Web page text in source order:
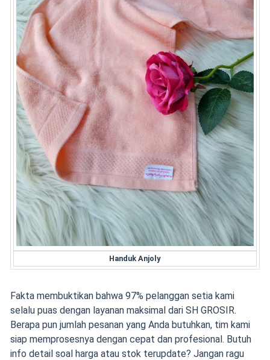
Handuk Anjoly
Fakta membuktikan bahwa 97% pelanggan setia kami
selalu puas dengan layanan maksimal dari SH GROSIR.
Berapa pun jumlah pesanan yang Anda butuhkan, tim kami
siap memprosesnya dengan cepat dan profesional. Butuh
info detail soal harga atau stok terupdate? Jangan ragu